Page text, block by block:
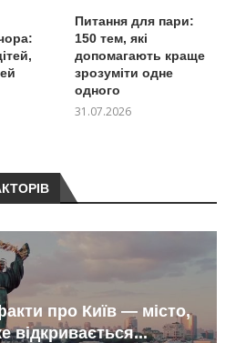
Питання для пари:
150 тем, які
допомагають краще
зрозуміти одне
одного
31.07.2026
про Київ — місто,
відкривається...